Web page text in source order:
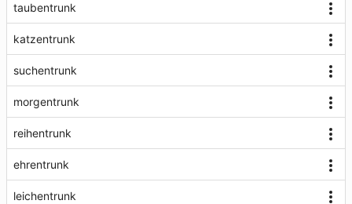
taubentrunk
katzentrunk
suchentrunk
morgentrunk
reihentrunk
ehrentrunk
leichentrunk